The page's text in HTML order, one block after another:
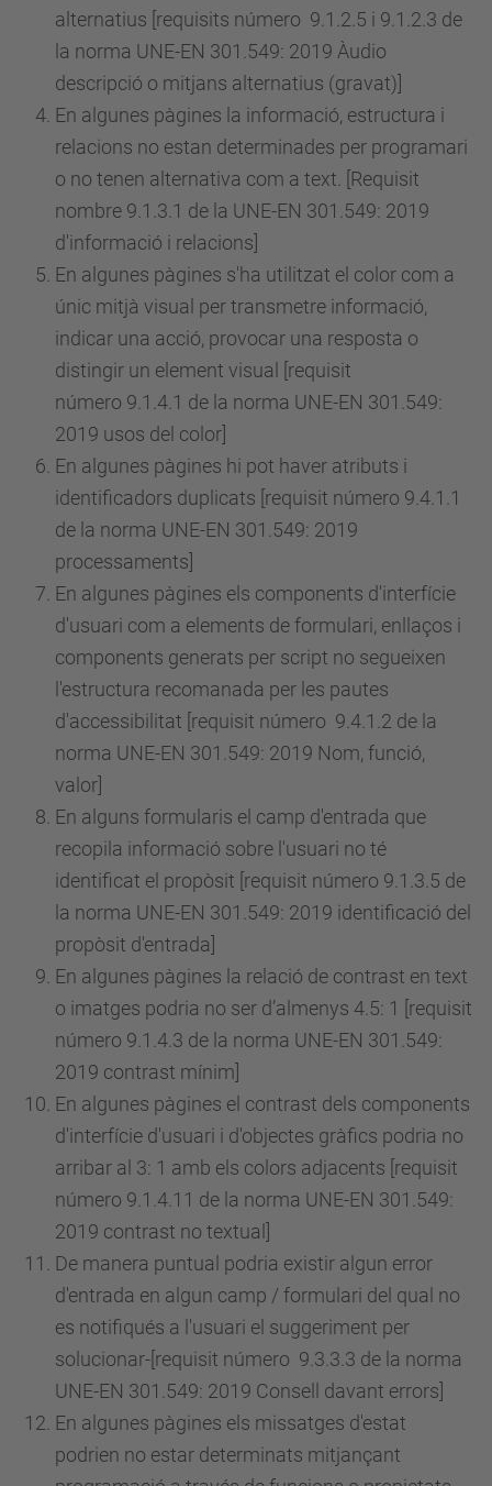
alternatius [requisits número 9.1.2.5 i 9.1.2.3 de
la norma UNE-EN 301.549: 2019 Àudio
descripció o mitjans alternatius (gravat)]
En algunes pàgines la informació, estructura i
relacions no estan determinades per programari
o no tenen alternativa com a text. [Requisit
nombre 9.1.3.1 de la UNE-EN 301.549: 2019
d'informació i relacions]
En algunes pàgines s'ha utilitzat el color com a
únic mitjà visual per transmetre informació,
indicar una acció, provocar una resposta o
distingir un element visual [requisit
número 9.1.4.1 de la norma UNE-EN 301.549:
2019 usos del color]
En algunes pàgines hi pot haver atributs i
identificadors duplicats [requisit número 9.4.1.1
de la norma UNE-EN 301.549: 2019
processaments]
En algunes pàgines els components d'interfície
d'usuari com a elements de formulari, enllaços i
components generats per script no segueixen
l'estructura recomanada per les pautes
d'accessibilitat [requisit número 9.4.1.2 de la
norma UNE-EN 301.549: 2019 Nom, funció,
valor]
En alguns formularis el camp d'entrada que
recopila informació sobre l'usuari no té
identificat el propòsit [requisit número 9.1.3.5 de
la norma UNE-EN 301.549: 2019 identificació del
propòsit d'entrada]
En algunes pàgines la relació de contrast en text
o imatges podria no ser d’almenys 4.5: 1 [requisit
número 9.1.4.3 de la norma UNE-EN 301.549:
2019 contrast mínim]
En algunes pàgines el contrast dels components
d'interfície d'usuari i d'objectes gràfics podria no
arribar al 3: 1 amb els colors adjacents [requisit
número 9.1.4.11 de la norma UNE-EN 301.549:
2019 contrast no textual]
De manera puntual podria existir algun error
d'entrada en algun camp / formulari del qual no
es notifiqués a l'usuari el suggeriment per
solucionar-[requisit número 9.3.3.3 de la norma
UNE-EN 301.549: 2019 Consell davant errors]
En algunes pàgines els missatges d'estat
podrien no estar determinats mitjançant